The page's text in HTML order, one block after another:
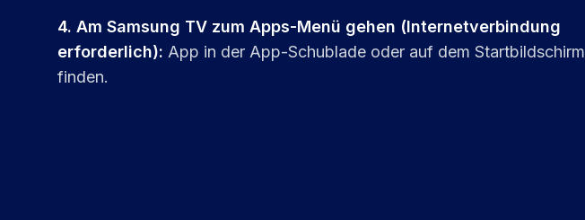
4. Am Samsung TV zum Apps-Menü gehen (Internetverbindung
erforderlich): App in der App-Schublade oder auf dem Startbildschirm
finden.